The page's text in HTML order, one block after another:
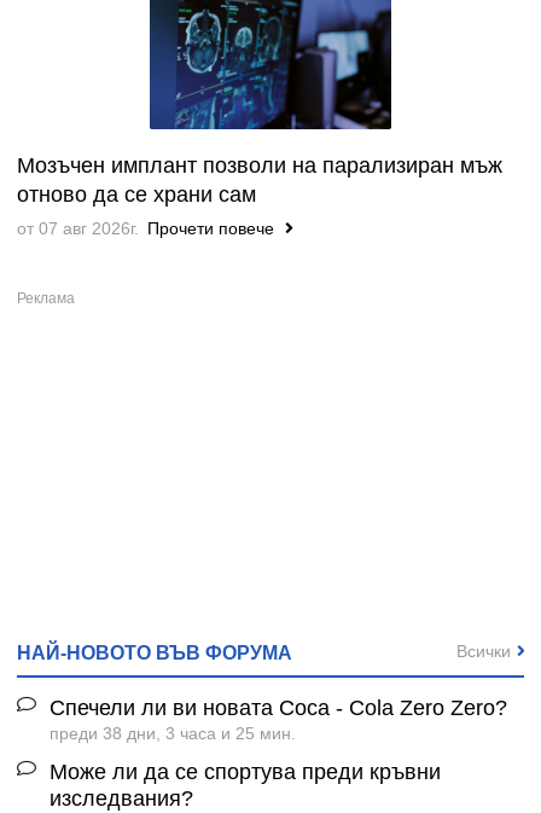
Мозъчен имплант позволи на парализиран мъж
отново да се храни сам
от 07 авг 2026г. Прочети повече
НАЙ-НОВОТО ВЪВ ФОРУМА
Спечели ли ви новата Coca - Cola Zero Zero?
преди 38 дни, 3 часа и 25 мин.
Може ли да се спортува преди кръвни
изследвания?
Всички